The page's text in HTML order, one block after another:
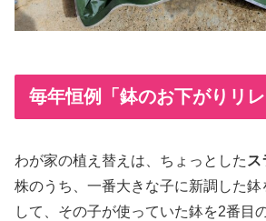
毎年恒例「鉢のお下がりリレ
わが家の植え替えは、ちょっとした ス
株のうち、一番大きな子に新調した鉢
して、その子が使っていた鉢を2番